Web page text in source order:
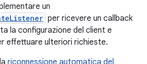
un
per ricevere un callback
la configurazione del client e
effettuare ulteriori richieste.
riconnessione automatica del